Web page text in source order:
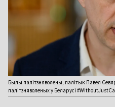
Былы палітзняволены, палітык Павел
палітзняволеных у Беларусі